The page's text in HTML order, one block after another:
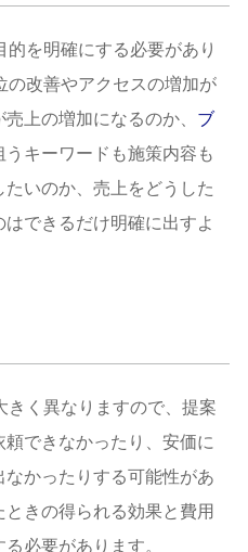
的を明確にする必要があり
の改善やアクセスの増加が
上の増加になるのか、 ブ
うキーワードも施策内容も
いのか、売上をどうした
できるだけ明確に出すよ
きく異なりますので、提案
できなかったり、安価に
かったりする可能性があ
きの得られる効果と費用
必要があります。